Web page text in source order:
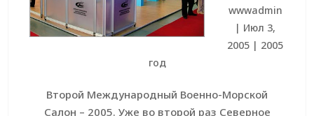
wwwadmin
| Июл 3,
2005 | 2005
год
Второй Международный Военно-Морской
Салон – 2005. Уже во второй раз Северное